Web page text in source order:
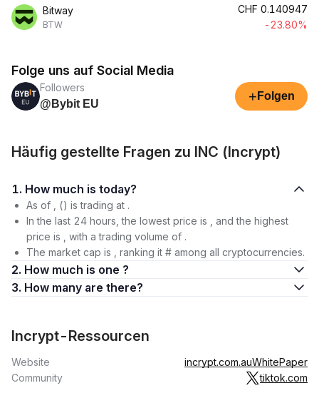
Bitway
BTW
CHF 0.140947
-23.80%
Folge uns auf Social Media
Followers
@Bybit EU
+ Folgen
Häufig gestellte Fragen zu INC (Incrypt)
1. How much is today?
As of , () is trading at .
In the last 24 hours, the lowest price is , and the highest
price is , with a trading volume of .
The market cap is , ranking it # among all cryptocurrencies.
2. How much is one ?
3. How many are there?
Incrypt-Ressourcen
Website incrypt.com.auWhitePaper
Community
tiktok.com